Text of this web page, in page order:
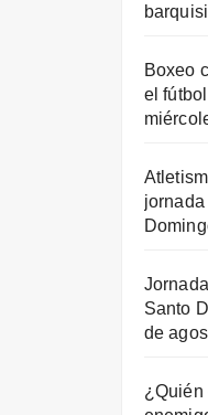
Boxeo
el
Santo
de
¿Quién